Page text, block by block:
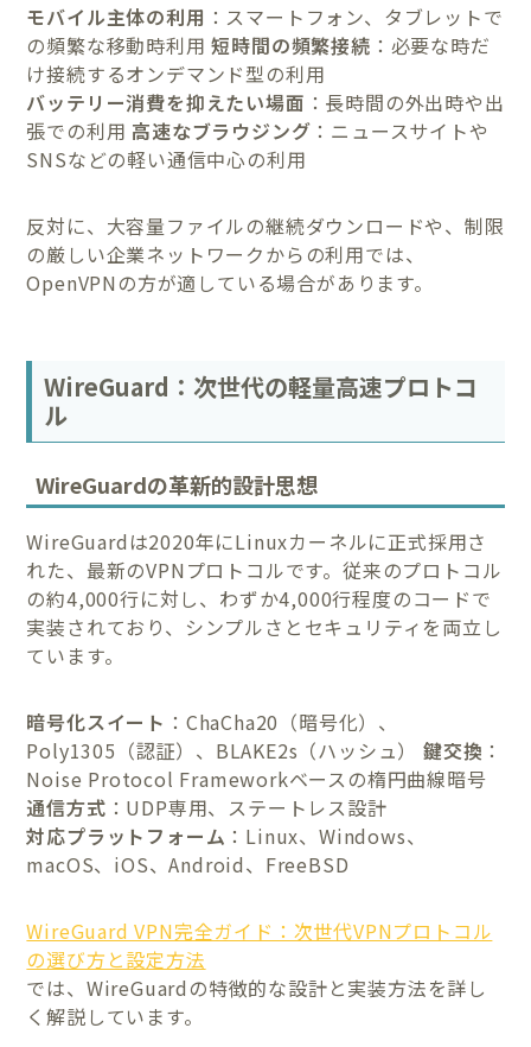
モバイル主体の利用 ：スマートフォン、タブレットで
の頻繁な移動時利用短時間の頻繁接続 ：必要な時だ
け接続するオンデマンド型の利用
バッテリー消費を抑えたい場面 ：長時間の外出時や出
張での利用 高速なブラウジング ：ニュースサイトや
SNSなどの軽い通信中心の利用
反対に、大容量ファイルの継続ダウンロードや、制限
の厳しい企業ネットワークからの利用では、
OpenVPNの方が適している場合があります。
WireGuard：次世代の軽量高速プロトコ
ル
WireGuardの革新的設計思想
WireGuardは2020年にLinuxカーネルに正式採用さ
れた、最新のVPNプロトコルです。従来のプロトコル
の約4,000行に対し、わずか4,000行程度のコードで
実装されており、シンプルさとセキュリティを両立し
ています。
暗号化スイート ：ChaCha20（暗号化）、
Poly1305（認証）、BLAKE2s（ハッシュ）鍵交換 ：
Noise Protocol Frameworkベースの楕円曲線暗号
通信方式 ：UDP専用、ステートレス設計
対応プラットフォーム ：Linux、Windows、
macOS、iOS、Android、FreeBSD
WireGuard VPN完全ガイド：次世代VPNプロトコル
の選び方と設定方法
では、WireGuardの特徴的な設計と実装方法を詳し
く解説しています。